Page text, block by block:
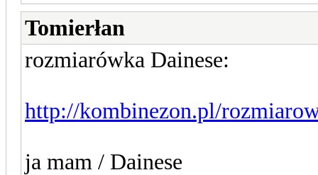
Tomierłan
rozmiarówka Dainese:
http://kombinezon.pl/
ja mam / Dainese